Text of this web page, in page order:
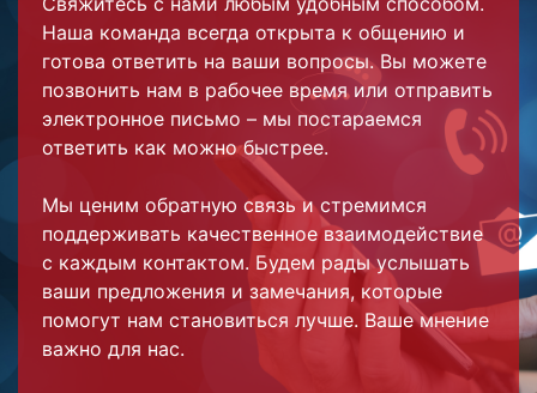
Наша команда всегда открыта к общению и
готова ответить на ваши вопросы. Вы можете
позвонить нам в рабочее время или отправить
электронное письмо – мы постараемся
ответить как можно быстрее.
Мы ценим обратную связь и стремимся
поддерживать качественное взаимодействие
с каждым контактом. Будем рады услышать
ваши предложения и замечания, которые
помогут нам становиться лучше. Ваше мнение
важно для нас.